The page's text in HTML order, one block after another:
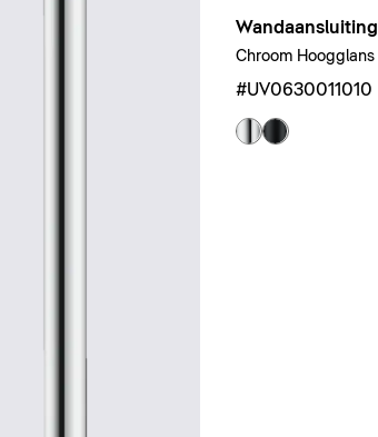
Wandaansluiting
Chroom Hoogglans
#UV0630011010